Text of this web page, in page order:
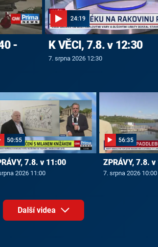
-
24:19
K VĚCI, 7.8. v 12:30
7. srpna 2026 12:30
50:55
7.8. v 11:00
2026 11:00
56:35
ZPRÁVY, 7.8.
7. srpna 2026 10:00
Další videa